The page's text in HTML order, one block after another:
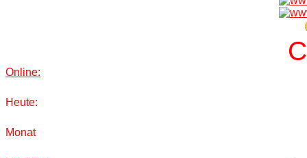
C
Online:
Heute:
Monat